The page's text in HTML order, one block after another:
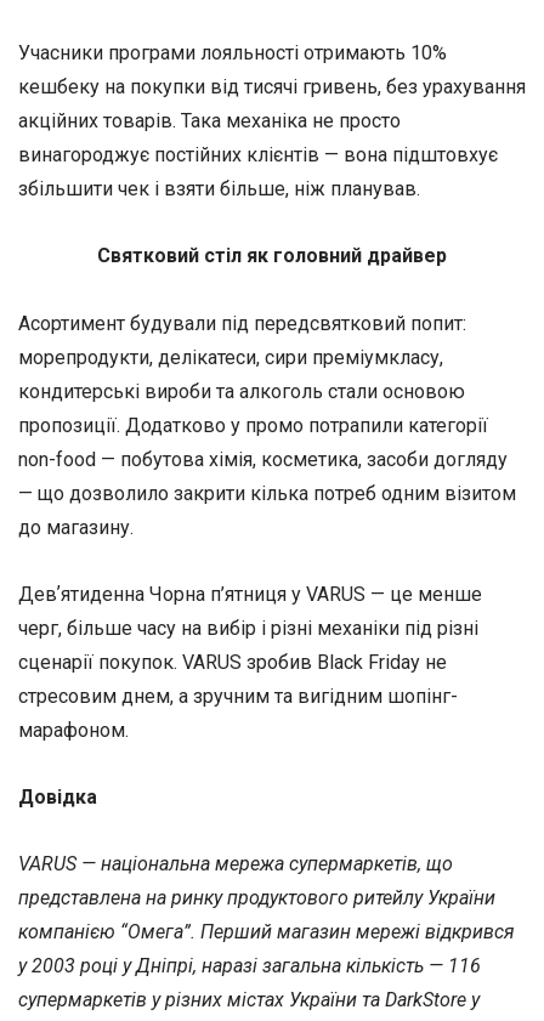
Учасники програми лояльності отримають 10%
кешбеку на покупки від тисячі гривень, без урахування
акційних товарів. Така механіка не просто
винагороджує постійних клієнтів — вона підштовхує
збільшити чек і взяти більше, ніж планував.
Святковий стіл як головний драйвер
Асортимент будували під передсвятковий попит:
морепродукти, делікатеси, сири преміумкласу,
кондитерські вироби та алкоголь стали основою
пропозиції. Додатково у промо потрапили категорії
non-food — побутова хімія, косметика, засоби догляду
— що дозволило закрити кілька потреб одним візитом
до магазину.
Девʼятиденна Чорна п’ятниця у VARUS — це менше
черг, більше часу на вибір і різні механіки під різні
сценарії покупок. VARUS зробив Black Friday не
стресовим днем, а зручним та вигідним шопінг-
марафоном.
Довідка
VARUS — національна мережа супермаркетів, що
представлена на ринку продуктового ритейлу України
компанією “Омега”. Перший магазин мережі відкрився
у 2003 році у Дніпрі, наразі загальна кількість — 116
супермаркетів у різних містах України та DarkStore у